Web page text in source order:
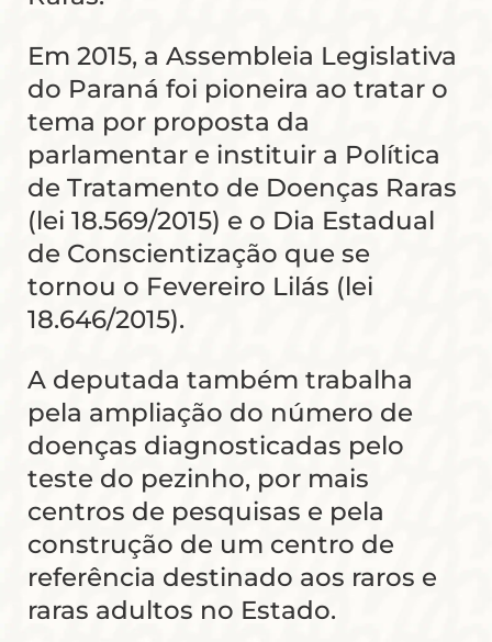
Em 2015, a Assembleia Legislativa
do Paraná foi pioneira ao tratar o
tema por proposta da
parlamentar e instituir a Política
de Tratamento de Doenças Raras
(lei 18.569/2015) e o Dia Estadual
de Conscientização que se
tornou o Fevereiro Lilás (lei
18.646/2015).
A deputada também trabalha
pela ampliação do número de
doenças diagnosticadas pelo
teste do pezinho, por mais
centros de pesquisas e pela
construção de um centro de
referência destinado aos raros e
raras adultos no Estado.